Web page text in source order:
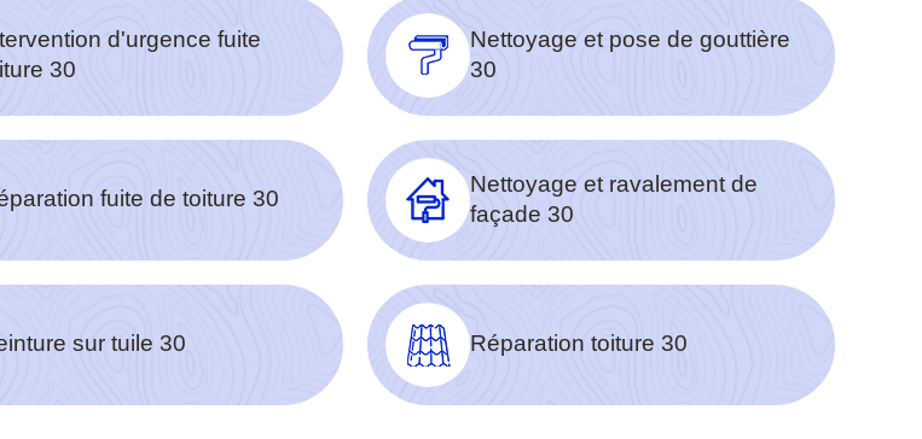
d'urgence fuite
30
Nettoyage et pose de gouttière
30
fuite de toiture 30
Nettoyage et ravalement de
façade 30
sur tuile 30 Réparation toiture 30